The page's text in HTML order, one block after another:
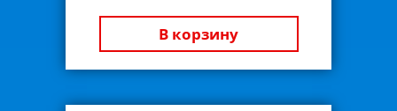
В корзину